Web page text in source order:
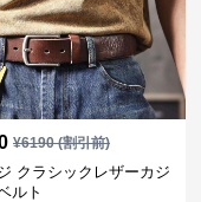
¥6190(割引前)
クラシックレザーカジ
ルト